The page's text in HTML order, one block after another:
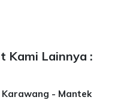
Kami Lainnya :
Karawang - Mantek